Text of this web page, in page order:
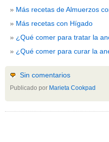
Más recetas de Almuerzos
Más recetas con Hígado
¿Qué comer para tratar la
¿Qué comer para curar la
Sin comentarios
Publicado por Marieta Cookpad